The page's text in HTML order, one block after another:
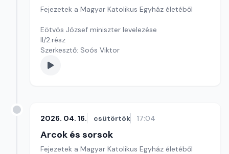
Fejezetek a Magyar Katolikus Egyház életéből
Eötvös József miniszter levelezése
II/2.rész
Szerkesztő: Soós Viktor
2026. 04. 16. csütörtök 17:04
Arcok és sorsok
Fejezetek a Magyar Katolikus Egyház életéből